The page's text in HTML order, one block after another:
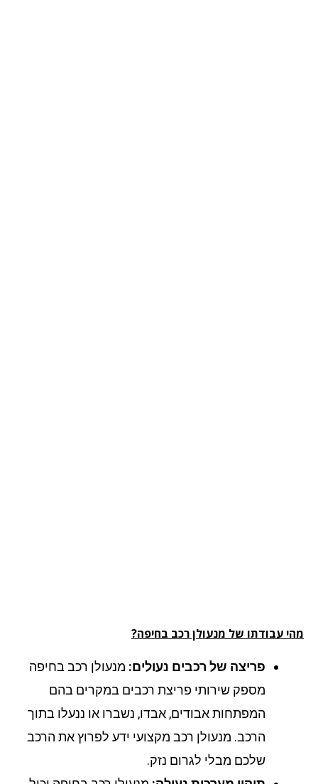
עבודתו של מנעולן רכב בחיפה?
פריצה של רכבים נעולים:מנעולן רכב בחיפה
מספק שירותי פריצת רכבים במקרים בהם
המפתחות אבודים, אבדו, נשברו או ננעלו בתוך
הרכב. מנעולן רכב מקצועי ידע לפרוץ את הרכב
שלכם מבלי לגרום נזק.